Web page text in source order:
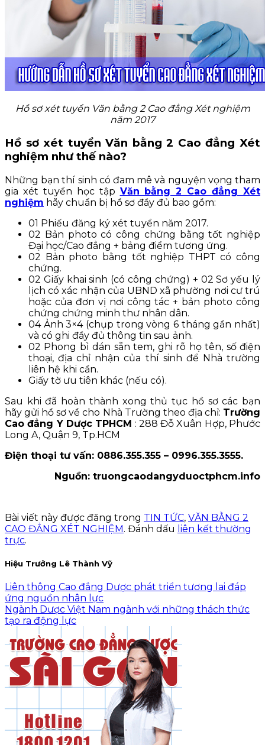
Hồ sơ xét tuyển Văn bằng 2 Cao đẳng Xét nghiệm
năm 2017
Hồ sơ xét tuyển Văn bằng 2 Cao đẳng Xét
nghiệm như thế nào?
Những bạn thí sinh có đam mê và nguyện vọng tham
gia xét tuyển học tập Văn bằng 2 Cao đẳng Xét
nghiệm hãy chuẩn bị hồ sơ đầy đủ bao gồm:
01 Phiếu đăng ký xét tuyển năm 2017.
02 Bản photo có công chứng bằng tốt nghiệp
Đại học/Cao đẳng + bảng điểm tương ứng.
02 Bản photo bằng tốt nghiệp THPT có công
chứng.
02 Giấy khai sinh (có công chứng) + 02 Sơ yếu lý
lịch có xác nhận của UBND xã phường nơi cư trú
hoặc của đơn vị nơi công tác + bản photo công
chứng chứng minh thư nhân dân.
04 Ảnh 3×4 (chụp trong vòng 6 tháng gần nhất)
và có ghi đầy đủ thông tin sau ảnh.
02 Phong bì dán sẵn tem, ghi rõ họ tên, số điện
thoại, địa chỉ nhận của thí sinh để Nhà trường
liên hệ khi cần.
Giấy tờ ưu tiên khác (nếu có).
Sau khi đã hoàn thành xong thủ tục hồ sơ các bạn
hãy gửi hồ sơ về cho Nhà Trường theo địa chỉ: Trường
Cao đẳng Y Dược TPHCM : 288 Đỗ Xuân Hợp, Phước
Long A, Quận 9, Tp.HCM
Điện thoại tư vấn: 0886.355.355 – 0996.355.3555.
Nguồn: truongcaodangyduoctphcm.info
Bài viết này được đăng trong TIN TỨC, VĂN BẰNG 2
CAO ĐẲNG XÉT NGHIỆM. Đánh dấu liên kết thường
trực.
Hiệu Trưởng Lê Thành Vỹ
Liên thông Cao đẳng Dược phát triển tương lai đáp
ứng nguồn nhân lực
Ngành Dược Việt Nam ngành với những thách thức
tạo ra động lực